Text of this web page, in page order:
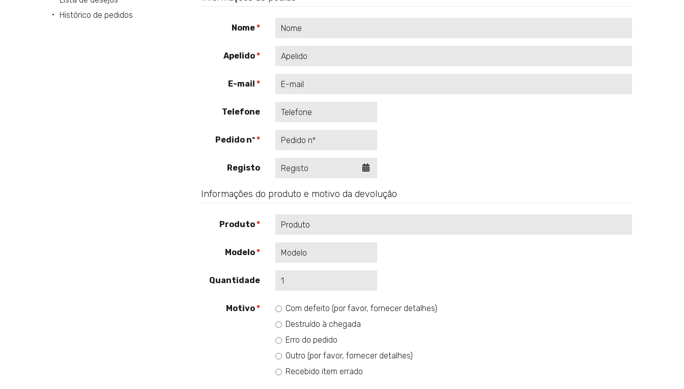
Nome
Apelido
E-mail
Telefone
Pedido nº
Registo CALENDÁRIO
Informações do produto e motivo da devolução
Produto
Modelo
Quantidade
Motivo
Com defeito (por favor, fornecer detalhes)
Destruído à chegada
Erro do pedido
Outro (por favor, fornecer detalhes)
Recebido item errado
Histórico de pedidos